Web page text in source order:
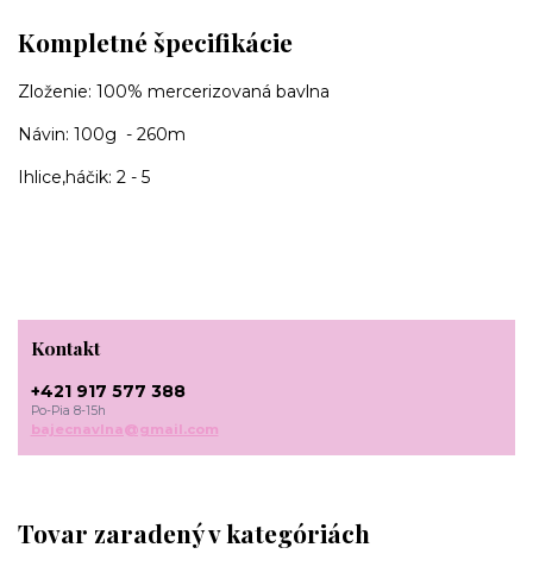
Kompletné špecifikácie
Zloženie: 100% mercerizovaná bavlna
Návin: 100g - 260m
Ihlice,háčik: 2 - 5
Tovar zaradený v kategóriách
Kontakt
+421 917 577 388
Po-Pia 8-15h
bajecnavlna@gmail.com